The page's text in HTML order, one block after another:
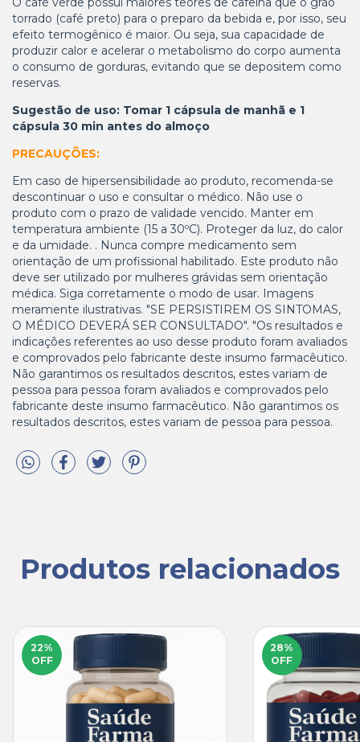
torrado (café preto) para o preparo da bebida e, por isso, seu
efeito termogênico é maior. Ou seja, sua capacidade de
produzir calor e acelerar o metabolismo do corpo aumenta
o consumo de gorduras, evitando que se depositem como
reservas.
Sugestão de uso: Tomar 1 cápsula de manhã e 1
cápsula 30 min antes do almoço
PRECAUÇÕES:
Em caso de hipersensibilidade ao produto, recomenda-se
descontinuar o uso e consultar o médico. Não use o
produto com o prazo de validade vencido. Manter em
temperatura ambiente (15 a 30ºC). Proteger da luz, do calor
e da umidade. . Nunca compre medicamento sem
orientação de um profissional habilitado. Este produto não
deve ser utilizado por mulheres grávidas sem orientação
médica. Siga corretamente o modo de usar. Imagens
meramente ilustrativas. "SE PERSISTIREM OS SINTOMAS,
O MÉDICO DEVERÁ SER CONSULTADO". "Os resultados e
indicações referentes ao uso desse produto foram avaliados
e comprovados pelo fabricante deste insumo farmacêutico.
Não garantimos os resultados descritos, estes variam de
pessoa para pessoa foram avaliados e comprovados pelo
fabricante deste insumo farmacêutico. Não garantimos os
resultados descritos, estes variam de pessoa para pessoa.
Produtos relacionados
22%
OFF
28%
OFF